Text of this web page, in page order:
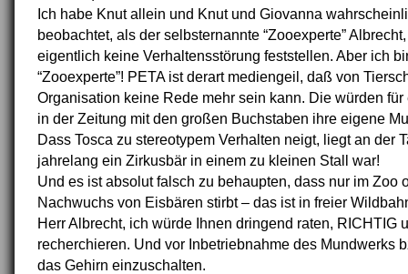
Ich habe Knut allein und Knut und Giovanna
beobachtet, als der selbsternannte “Zooexperte”
eigentlich keine Verhaltensstörung feststellen. Aber ich
“Zooexperte”! PETA ist derart mediengeil, daß von
Organisation keine Rede mehr sein kann. Die würden
in der Zeitung mit den großen Buchstaben ihre eigene
Dass Tosca zu stereotypem Verhalten neigt, liegt an der
jahrelang ein Zirkusbär in einem zu kleinen Stall war!
Und es ist absolut falsch zu behaupten, dass nur im Zoo
Nachwuchs von Eisbären stirbt – das ist in freier
Herr Albrecht, ich würde Ihnen dringend raten, RICHTIG
recherchieren. Und vor Inbetriebnahme des Mundwerks
das Gehirn einzuschalten.